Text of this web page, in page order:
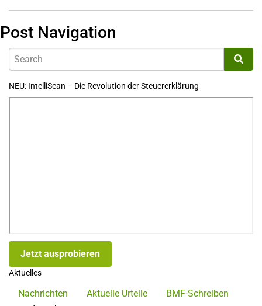
Post Navigation
NEU: IntelliScan – Die Revolution der Steuererklärung
Jetzt ausprobieren
Aktuelles
Nachrichten Aktuelle Urteile BMF-Schreiben